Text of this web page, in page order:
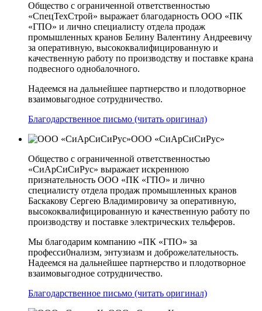
Общество с ограниченной ответственностью
«СпецТехСтрой» выражает благодарность ООО «ПК
«ГПО» и лично специалисту отдела продаж
промышленных кранов Белину Валентину Андреевичу
за оперативную, высококвалифицированную и
качественную работу по производству и поставке крана
подвесного однобалочного.
Надеемся на дальнейшее партнерство и плодотворное
взаимовыгодное сотрудничество.
Благодарственное письмо (читать оригинал)
ООО «СиАрСиСиРус»
Общество с ограниченной ответственностью
«СиАрСиСиРус» выражает искреннюю
признательность ООО «ПК «ГПО» и лично
специалисту отдела продаж промышленных кранов
Баскакову Сергею Владимировичу за оперативную,
высококвалифицированную и качественную работу по
производству и поставке электрических тельферов.
Мы благодарим компанию «ПК «ГПО» за
професси0нализм, энтузиазм и доброжелательность.
Надеемся на дальнейшее партнерство и плодотворное
взаимовыгодное сотрудничество.
Благодарственное письмо (читать оригинал)